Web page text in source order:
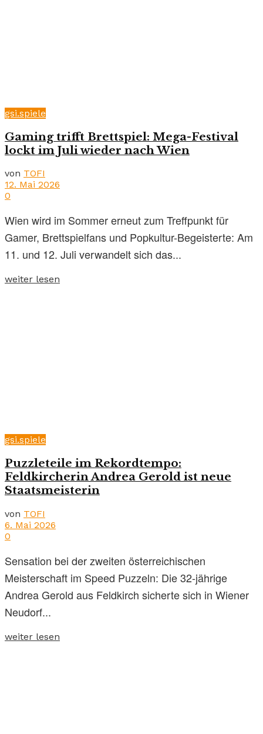
gsi.spiele
Gaming trifft Brettspiel: Mega-Festival
lockt im Juli wieder nach Wien
von TOFI
12. Mai 2026
0
Wien wird im Sommer erneut zum Treffpunkt für
Gamer, Brettspielfans und Popkultur-Begeisterte: Am
11. und 12. Juli verwandelt sich das...
weiter lesen
gsi.spiele
Puzzleteile im Rekordtempo:
Feldkircherin Andrea Gerold ist neue
Staatsmeisterin
von TOFI
6. Mai 2026
0
Sensation bei der zweiten österreichischen
Meisterschaft im Speed Puzzeln: Die 32-jährige
Andrea Gerold aus Feldkirch sicherte sich in Wiener
Neudorf...
weiter lesen